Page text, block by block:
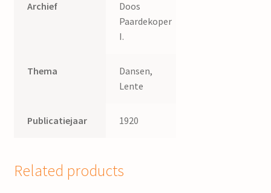
Archief
Doos
Paardekoper
I.
Thema
Dansen,
Lente
Publicatiejaar 1920
Related products